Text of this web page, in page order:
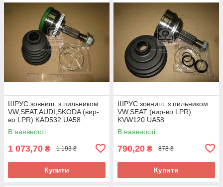
ШРУС зовниш. з пильником
VW,SEAT,AUDI,SKODA (вир-
во LPR) KAD532 UA58
В наявності
1 073,70 ₴ 1 193 ₴
Купити
ШРУС зовниш. з пильником
VW,SEAT (вир-во LPR)
KVW120 UA58
В наявності
790,20 ₴ 878 ₴
Купити